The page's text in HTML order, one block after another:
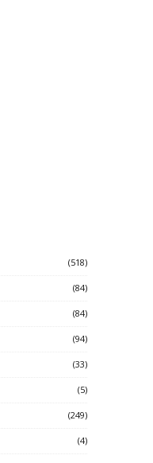
(518)
(84)
(84)
(94)
(33)
(5)
(249)
(4)